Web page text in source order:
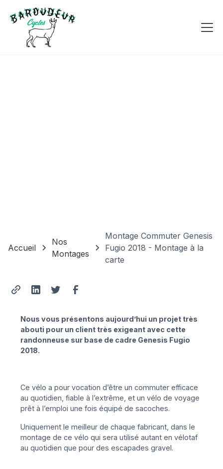
Accueil
Nos
Montages
Montage Commuter Genesis
Fugio 2018 - Montage à la
carte
Nous vous présentons aujourd’hui un projet très
abouti pour un client très exigeant avec cette
randonneuse sur base de cadre Genesis Fugio
2018.
Ce vélo a pour vocation d’être un commuter efficace
au quotidien, fiable à l’extrême, et un vélo de voyage
prêt à l’emploi une fois équipé de sacoches.
Uniquement le meilleur de chaque fabricant, dans le
montage de ce vélo qui sera utilisé autant en vélotaf
au quotidien que pour des escapades gravel.